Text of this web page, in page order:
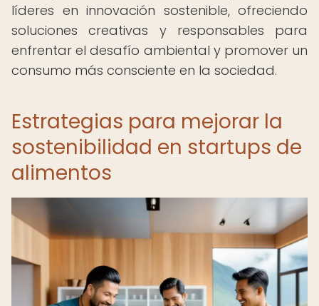
líderes en innovación sostenible, ofreciendo
soluciones creativas y responsables para
enfrentar el desafío ambiental y promover un
consumo más consciente en la sociedad.
Estrategias para mejorar la
sostenibilidad en startups de
alimentos